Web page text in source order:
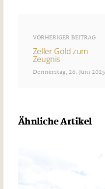
VORHERIGER BEITRAG
Zeller Gold zum
Zeugnis
Donnerstag, 26. Juni 2025
Ähnliche Artikel